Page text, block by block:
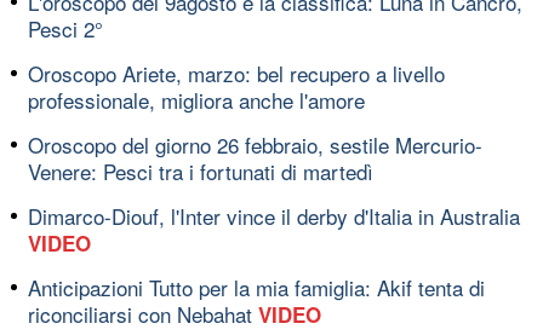
Pesci 2°
Oroscopo Ariete, marzo: bel recupero a livello
professionale, migliora anche l'amore
Oroscopo del giorno 26 febbraio, sestile Mercurio-
Venere: Pesci tra i fortunati di martedì
Dimarco-Diouf, l'Inter vince il derby d'Italia in Australia
VIDEO
Anticipazioni Tutto per la mia famiglia: Akif tenta di
riconciliarsi con Nebahat VIDEO